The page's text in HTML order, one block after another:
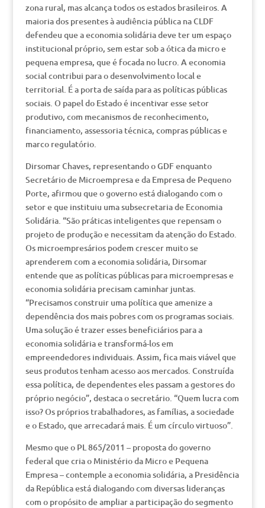
zona rural, mas alcança todos os estados brasileiros. A
maioria dos presentes à audiência pública na CLDF
defendeu que a economia solidária deve ter um espaço
institucional próprio, sem estar sob a ótica da micro e
pequena empresa, que é focada no lucro. A economia
social contribui para o desenvolvimento local e
territorial. É a porta de saída para as políticas públicas
sociais. O papel do Estado é incentivar esse setor
produtivo, com mecanismos de reconhecimento,
financiamento, assessoria técnica, compras públicas e
marco regulatório.
Dirsomar Chaves, representando o GDF enquanto
Secretário de Microempresa e da Empresa de Pequeno
Porte, afirmou que o governo está dialogando com o
setor e que instituiu uma subsecretaria de Economia
Solidária. “São práticas inteligentes que repensam o
projeto de produção e necessitam da atenção do Estado.
Os microempresários podem crescer muito se
aprenderem com a economia solidária, Dirsomar
entende que as políticas públicas para microempresas e
economia solidária precisam caminhar juntas.
“Precisamos construir uma política que amenize a
dependência dos mais pobres com os programas sociais.
Uma solução é trazer esses beneficiários para a
economia solidária e transformá-los em
empreendedores individuais. Assim, fica mais viável que
seus produtos tenham acesso aos mercados. Construída
essa política, de dependentes eles passam a gestores do
próprio negócio”, destaca o secretário. “Quem lucra com
isso? Os próprios trabalhadores, as famílias, a sociedade
e o Estado, que arrecadará mais. É um círculo virtuoso”.
Mesmo que o PL 865/2011 – proposta do governo
federal que cria o Ministério da Micro e Pequena
Empresa – contemple a economia solidária, a Presidência
da República está dialogando com diversas lideranças
com o propósito de ampliar a participação do segmento